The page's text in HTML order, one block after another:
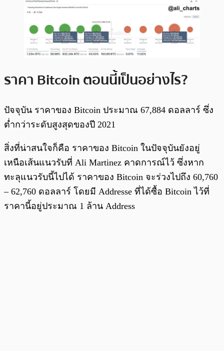
ราคา Bitcoin ตอนนี้เป็นอย่างไร?
ปัจจุบัน ราคาของ Bitcoin ประมาณ 67,884 ดอลลาร์ ซึ่ง
ต่ำกว่าระดับสูงสุดของปี 2021
สิ่งที่น่าสนใจก็คือ ราคาของ Bitcoin ในปัจจุบันยังอยู่
เหนือเส้นแนวรับที่ Ali Martinez คาดการณ์ไว้ ซึ่งหาก
ทะลุแนวรับนี้ไปได้ ราคาของ Bitcoin จะร่วงไปถึง 60,760
– 62,760 ดอลลาร์ โดยมี Addresse ที่ได้ซื้อ Bitcoin ไว้ที่
ราคานี้อยู่ประมาณ 1 ล้าน Address